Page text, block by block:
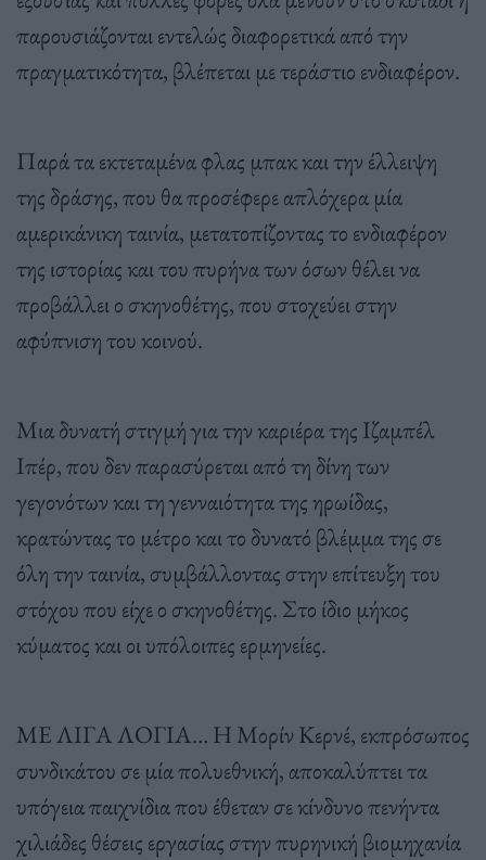
παρουσιάζονται εντελώς διαφορετικά από την
πραγματικότητα, βλέπεται με τεράστιο ενδιαφέρον.
Παρά τα εκτεταμένα φλας μπακ και την έλλειψη
της δράσης, που θα προσέφερε απλόχερα μία
αμερικάνικη ταινία, μετατοπίζοντας το ενδιαφέρον
της ιστορίας και του πυρήνα των όσων θέλει να
προβάλλει ο σκηνοθέτης, που στοχεύει στην
αφύπνιση του κοινού.
Μια δυνατή στιγμή για την καριέρα της Ιζαμπέλ
Ιπέρ, που δεν παρασύρεται από τη δίνη των
γεγονότων και τη γενναιότητα της ηρωίδας,
κρατώντας το μέτρο και το δυνατό βλέμμα της σε
όλη την ταινία, συμβάλλοντας στην επίτευξη του
στόχου που είχε ο σκηνοθέτης. Στο ίδιο μήκος
κύματος και οι υπόλοιπες ερμηνείες.
ΜΕ ΛΙΓΑ ΛΟΓΙΑ… Η Μορίν Κερνέ, εκπρόσωπος
συνδικάτου σε μία πολυεθνική, αποκαλύπτει τα
υπόγεια παιχνίδια που έθεταν σε κίνδυνο πενήντα
χιλιάδες θέσεις εργασίας στην πυρηνική βιομηχανία